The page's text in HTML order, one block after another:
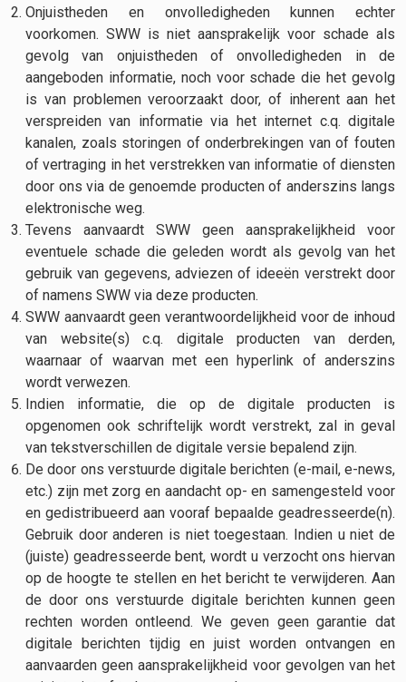
Onjuistheden en onvolledigheden kunnen echter
voorkomen. SWW is niet aansprakelijk voor schade als
gevolg van onjuistheden of onvolledigheden in de
aangeboden informatie, noch voor schade die het gevolg
is van problemen veroorzaakt door, of inherent aan het
verspreiden van informatie via het internet c.q. digitale
kanalen, zoals storingen of onderbrekingen van of fouten
of vertraging in het verstrekken van informatie of diensten
door ons via de genoemde producten of anderszins langs
elektronische weg.
Tevens aanvaardt SWW geen aansprakelijkheid voor
eventuele schade die geleden wordt als gevolg van het
gebruik van gegevens, adviezen of ideeën verstrekt door
of namens SWW via deze producten.
SWW aanvaardt geen verantwoordelijkheid voor de inhoud
van website(s) c.q. digitale producten van derden,
waarnaar of waarvan met een hyperlink of anderszins
wordt verwezen.
Indien informatie, die op de digitale producten is
opgenomen ook schriftelijk wordt verstrekt, zal in geval
van tekstverschillen de digitale versie bepalend zijn.
De door ons verstuurde digitale berichten (e-mail, e-news,
etc.) zijn met zorg en aandacht op- en samengesteld voor
en gedistribueerd aan vooraf bepaalde geadresseerde(n).
Gebruik door anderen is niet toegestaan. Indien u niet de
(juiste) geadresseerde bent, wordt u verzocht ons hiervan
op de hoogte te stellen en het bericht te verwijderen. Aan
de door ons verstuurde digitale berichten kunnen geen
rechten worden ontleend. We geven geen garantie dat
digitale berichten tijdig en juist worden ontvangen en
aanvaarden geen aansprakelijkheid voor gevolgen van het